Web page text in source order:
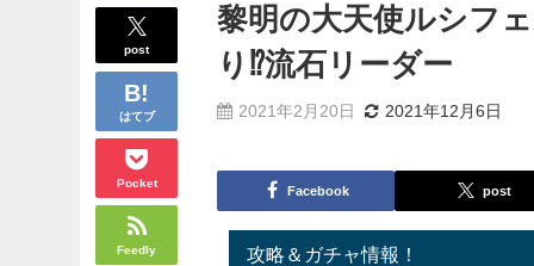
post
はてブ
Pocket
Feedly
黎明の大天使ルシフ
り⁉流石リーダー
2021年2月20日 2021年12月6日
Facebook post
攻略＆ガチャ情報！